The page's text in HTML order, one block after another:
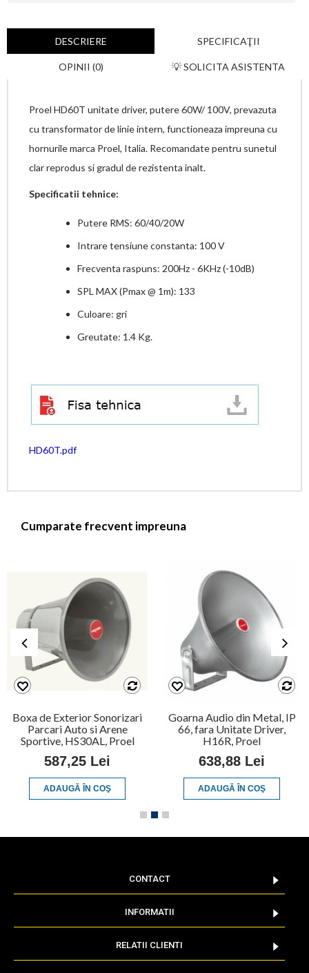
DESCRIERE SPECIFICAŢII
OPINII (0) 💡 SOLICITA ASISTENTA
Proel HD60T unitate driver, putere 60W/ 100V, prevazuta
cu transformator de linie intern, functioneaza impreuna cu
hornurile marca Proel, Italia. Recomandate pentru sunetul
clar reprodus si gradul de rezistenta inalt.
Specificatii tehnice:
Putere RMS: 60/40/20W
Intrare tensiune constanta: 100 V
Frecventa raspuns: 200Hz - 6KHz (-10dB)
SPL MAX (Pmax @ 1m): 133
Culoare: gri
Greutate: 1.4 Kg.
HD60T.pdf
Cumparate frecvent impreuna
Boxa de Exterior Sonorizari
Parcari Auto si Arene
Sportive, HS30AL, Proel
587,25 Lei
ADAUGĂ ÎN COŞ
Goarna Audio din Metal, IP
66, fara Unitate Driver,
H16R, Proel
638,88 Lei
ADAUGĂ ÎN COŞ
CONTACT
INFORMATII
RELATII CLIENTI